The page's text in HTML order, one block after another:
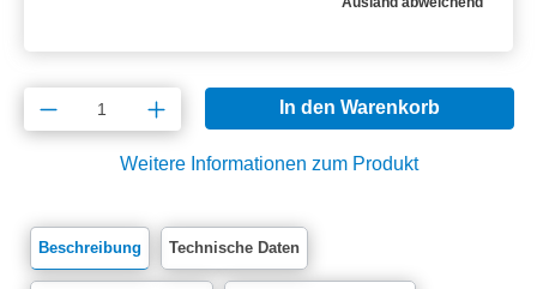
Produkt Anzahl: Gib den gewünschten
In den Warenkorb
Weitere Informationen zum Produkt
Beschreibung Technische Daten